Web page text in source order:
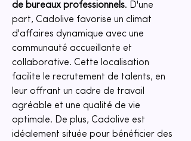
de bureaux professionnels. D'une
part, Cadolive favorise un climat
d'affaires dynamique avec une
communauté accueillante et
collaborative. Cette localisation
facilite le recrutement de talents, en
leur offrant un cadre de travail
agréable et une qualité de vie
optimale. De plus, Cadolive est
idéalement située pour bénéficier des